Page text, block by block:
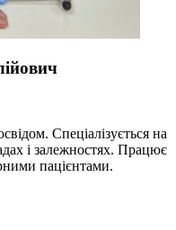
Спеціалізується на
і залежностях. Працює
пацієнтами.